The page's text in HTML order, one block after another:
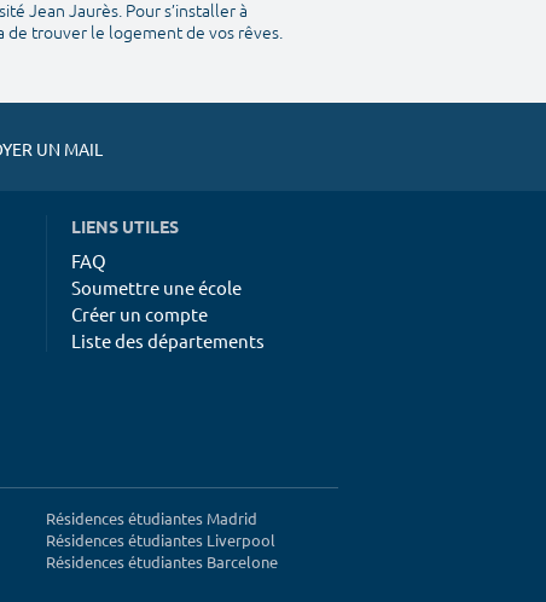
Jean Jaurès. Pour s’installer à
de trouver le logement de vos rêves.
UN MAIL
LIENS UTILES
FAQ
Soumettre une école
Créer un compte
Liste des départements
Résidences étudiantes Madrid
Résidences étudiantes Liverpool
Résidences étudiantes Barcelone